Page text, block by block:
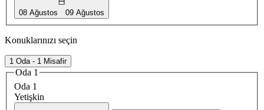
08 Ağustos 09 Ağustos
Konuklarınızı seçin
1 Oda - 1 Misafir
Oda 1
Oda 1
Yetişkin